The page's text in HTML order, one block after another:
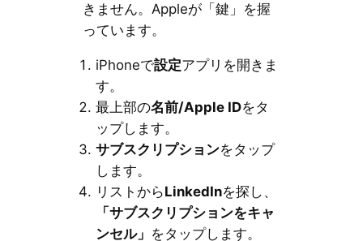
きません。Appleが「鍵」を握
っています。
iPhoneで設定アプリを開きま
す。
最上部の名前/Apple IDをタ
ップします。
サブスクリプションをタップ
します。
リストからLinkedInを探し、
「サブスクリプションをキャ
ンセル」 をタップします。